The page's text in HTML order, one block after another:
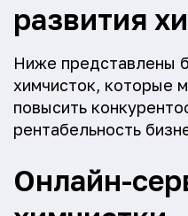
развития
Ниже представлены
химчисток, которые
повысить
рентабельность
Онлайн-